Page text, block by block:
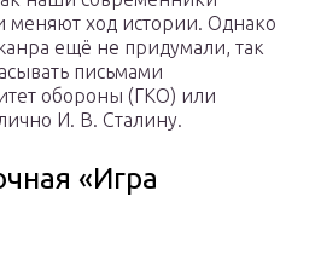
меняют ход истории. Однако
ещё не придумали, так
письмами
обороны (ГКО) или
И. В. Сталину.
«Игра